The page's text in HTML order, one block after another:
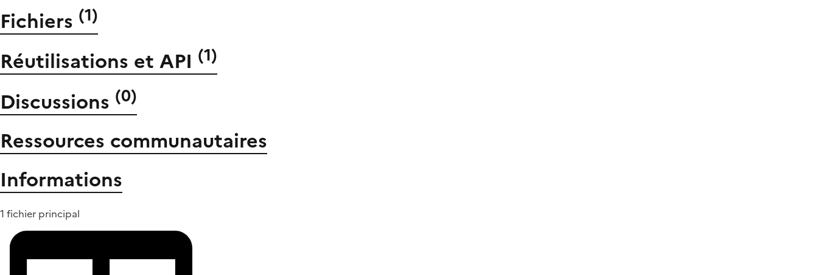
Fichiers (1)
Réutilisations et API (1)
Discussions (0)
Ressources communautaires
Informations
1 fichier principal